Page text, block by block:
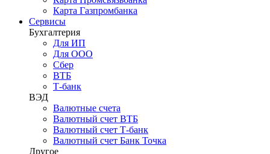
Карта Газпромбанка
Сервисы
Бухгалтерия
Для ИП
Для ООО
Сбер
ВТБ
Т-банк
ВЭД
Валютные счета
Валютный счет ВТБ
Валютный счет Т-банк
Валютный счет Банк Точка
Другое